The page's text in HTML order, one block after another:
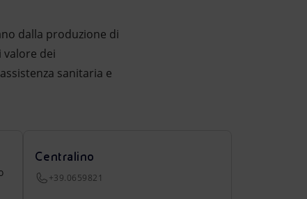
dalla produzione di
dei
sanitaria e
Centralino
+39.0659821